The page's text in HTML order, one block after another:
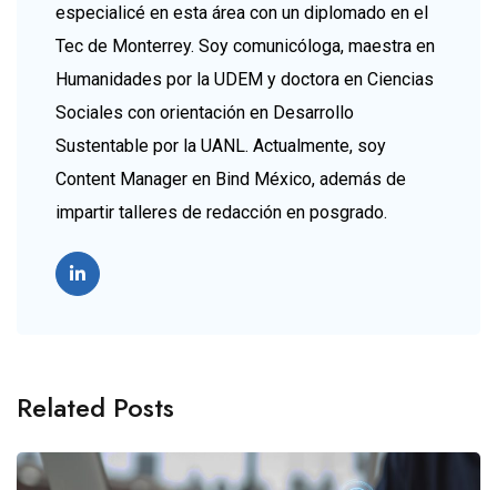
especialicé en esta área con un diplomado en el
Tec de Monterrey. Soy comunicóloga, maestra en
Humanidades por la UDEM y doctora en Ciencias
Sociales con orientación en Desarrollo
Sustentable por la UANL. Actualmente, soy
Content Manager en Bind México, además de
impartir talleres de redacción en posgrado.
Related Posts